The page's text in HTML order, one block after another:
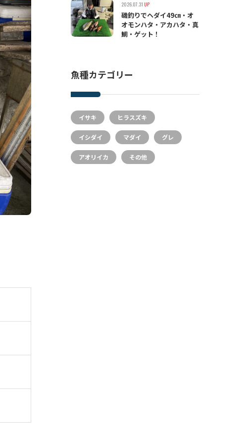
2026.07.31 UP
磯釣りでヘダイ49㎝・オ
オモンハタ・アカハタ・真
鯛・ゲット！
魚種カテゴリー
イサキ ヒラスズキ
イシダイ マダイ グレ
アオリイカ その他